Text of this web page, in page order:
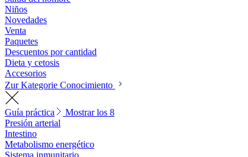
Niños
Novedades
Venta
Paquetes
Descuentos por cantidad
Dieta y cetosis
Accesorios
Zur Kategorie Conocimiento
Guía práctica
Mostrar los 8
Presión arterial
Intestino
Metabolismo energético